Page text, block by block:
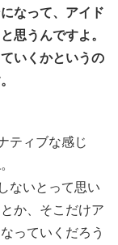
なって、アイド
思うんですよ。
いくかというの
ティブな感じ
ないとって思い
か、そこだけア
っていくだろう